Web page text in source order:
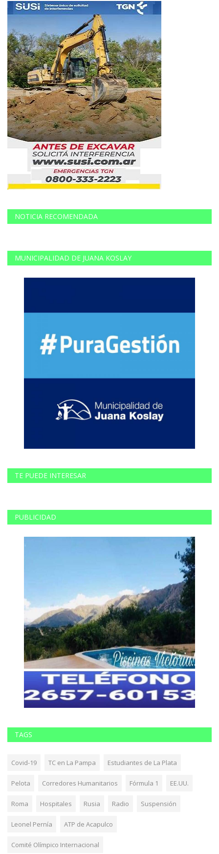
NOTICIA RECOMENDADA
MUNICIPALIDAD DE JUANA KOSLAY
TE PUEDE INTERESAR
PUBLICIDAD
TAGS
Covid-19 TC en La Pampa Estudiantes de La Plata
Pelota Corredores Humanitarios Fórmula 1 EE.UU.
Roma Hospitales Rusia Radio Suspensión
Leonel Pernía ATP de Acapulco
Comité Olímpico Internacional